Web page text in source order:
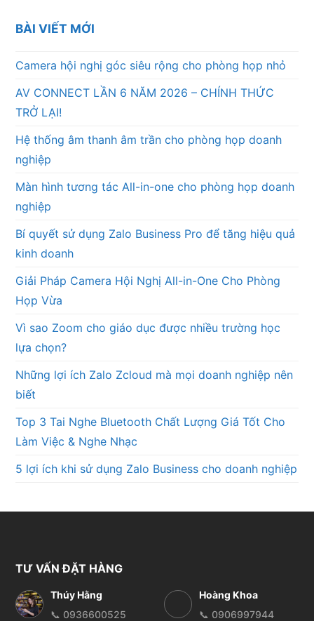
BÀI VIẾT MỚI
Camera hội nghị góc siêu rộng cho phòng họp nhỏ
AV CONNECT LẦN 6 NĂM 2026 – CHÍNH THỨC
TRỞ LẠI!
Hệ thống âm thanh âm trần cho phòng họp doanh
nghiệp
Màn hình tương tác All-in-one cho phòng họp doanh
nghiệp
Bí quyết sử dụng Zalo Business Pro để tăng hiệu quả
kinh doanh
Giải Pháp Camera Hội Nghị All-in-One Cho Phòng
Họp Vừa
Vì sao Zoom cho giáo dục được nhiều trường học
lựa chọn?
Những lợi ích Zalo Zcloud mà mọi doanh nghiệp nên
biết
Top 3 Tai Nghe Bluetooth Chất Lượng Giá Tốt Cho
Làm Việc & Nghe Nhạc
5 lợi ích khi sử dụng Zalo Business cho doanh nghiệp
TƯ VẤN ĐẶT HÀNG
Thúy Hằng
📞 0936600525
Hoàng Khoa
📞 0906997944